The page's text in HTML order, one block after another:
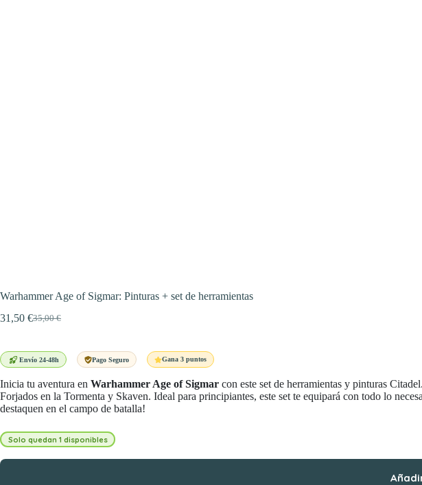
Warhammer Age of Sigmar: Pinturas + set de herramientas
35,00€
El
era:
31,50 €El
es:
Envío 24-48h Pago Seguro Gana 3 puntos
Inicia tu aventura en Warhammer Age of Sigmar con este set de herramientas y pinturas
Forjados en la Tormenta y Skaven. Ideal para principiantes, este set te equipará con todo lo
destaquen en el campo de batalla!
Solo quedan 1 disponibles